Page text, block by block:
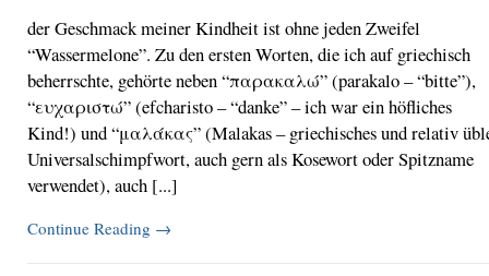
der Geschmack meiner Kindheit ist ohne jeden Zweifel
“Wassermelone”. Zu den ersten Worten, die ich auf griechisch
beherrschte, gehörte neben “παρακαλώ” (parakalo – “bitte”),
“ευχαριστώ” (efcharisto – “danke” – ich war ein höfliches
Kind!) und “μαλάκας” (Malakas – griechisches und relativ
Universalschimpfwort, auch gern als Kosewort oder Spitzname
verwendet), auch [...]
Continue Reading →